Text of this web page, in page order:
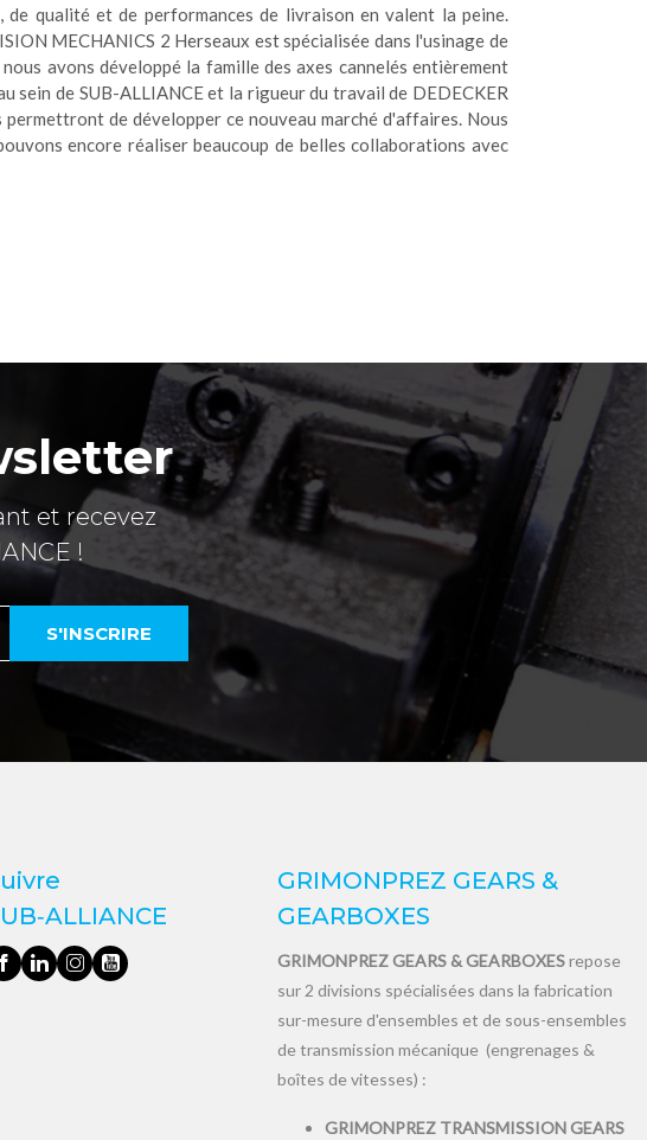
qualité et de performances de livraison en valent la peine.
MECHANICS 2 Herseaux est spécialisée dans l'usinage de
avons développé la famille des axes cannelés entièrement
sein de SUB-ALLIANCE et la rigueur du travail de DEDECKER
permettront de développer ce nouveau marché d'affaires. Nous
encore réaliser beaucoup de belles collaborations avec
et recevez
!
GRIMONPREZ GEARS &
GEARBOXES
GRIMONPREZ GEARS & GEARBOXESrepose
sur 2 divisions spécialisées dans la fabrication
sur-mesure d'ensembles et de sous-ensembles
de transmission mécanique (engrenages &
boîtes de vitesses) :
GRIMONPREZ TRANSMISSION GEARS